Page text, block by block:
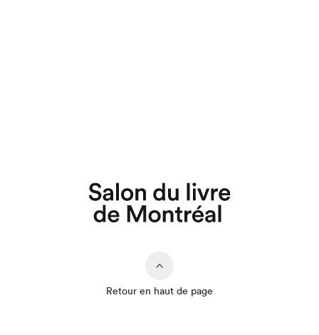
Retour en haut de page